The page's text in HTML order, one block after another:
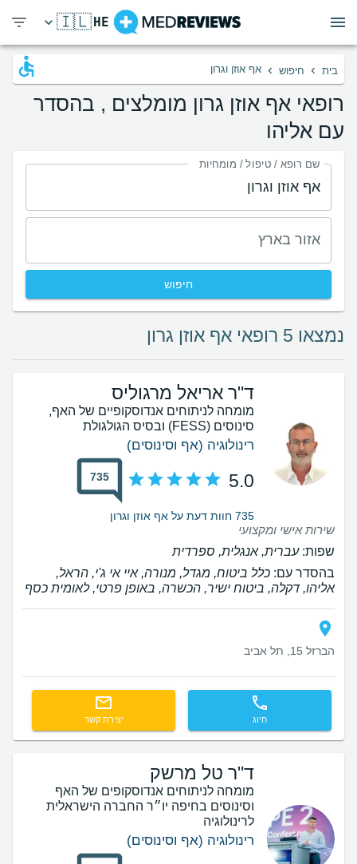
HE
🇮🇱
בית › חיפוש › אף אוזן וגרון
רופאי אף אוזן גרון מומלצים , בהסדר
עם אליהו
שם רופא / טיפול / מומחיות
אזור בארץ
חיפוש
נמצאו 5 רופאי אף אוזן גרון
ד"ר אריאל מרגוליס
מומחה לניתוחים אנדוסקופיים של האף,
סינוסים (FESS) ובסיס הגולגולת
רינולוגיה (אף וסינוסים)
5.0
735
735 חוות דעת על אף אוזן וגרון
שירות אישי ומקצועי
שפות:עברית, אנגלית, ספרדית
בהסדר עם: כלל ביטוח, מגדל, מנורה, איי אי ג'י, הראל,
אליהו, דקלה, ביטוח ישיר, הכשרה, באופן פרטי, לאומית כסף
הברזל 15, תל אביב
חיוג יצירת קשר
ד"ר טל מרשק
מומחה לניתוחים אנדוסקופים של האף
וסינוסים בחיפה יו״ר החברה הישראלית
לרינולוגיה
רינולוגיה (אף וסינוסים)